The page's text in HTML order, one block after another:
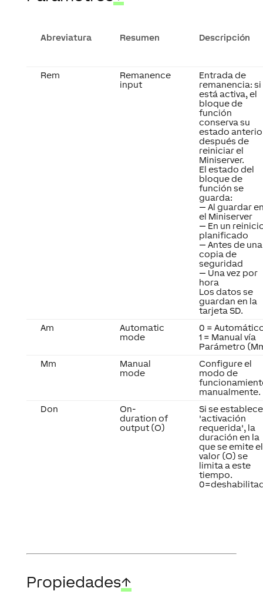
Abreviatura Resumen Descripción
Rem
Remanence
input
Entrada de
remanencia: si
está activa, el
bloque de
función
conserva su
estado
después de
reiniciar el
Miniserver.
El estado del
bloque de
función se
guarda:
— Al guardar
el Miniserver
— En un
planificado
— Antes de una
copia de
seguridad
— Una vez por
hora
Los datos se
guardan en la
tarjeta SD.
Am
Automatic
mode
0 =
1 = Manual vía
Parámetro
Mm
Manual
mode
Configure el
modo de
manualmente.
Don
On-
duration of
output (O)
Si se establece
'activación
requerida', la
duración en la
que se emite el
valor (O) se
limita a este
tiempo.
Propiedades↑